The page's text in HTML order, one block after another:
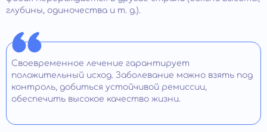
глубины, одиночества и т. д.).
Своевременное лечение гарантирует
положительный исход. Заболевание можно взять под
контроль, добиться устойчивой ремиссии,
обеспечить высокое качество жизни.